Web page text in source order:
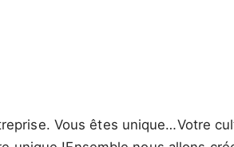
Vous êtes unique…Votre